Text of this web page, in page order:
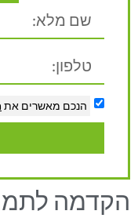
הנכם מאשרים את
הקדמה